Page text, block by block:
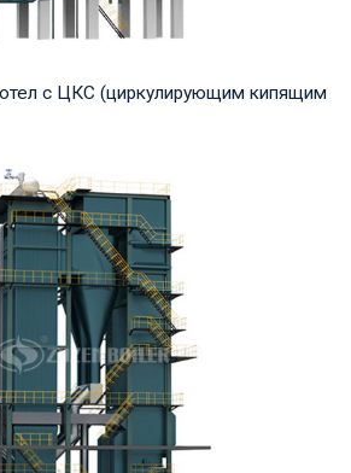
с ЦКС (циркулирующим кипящим
на выход...